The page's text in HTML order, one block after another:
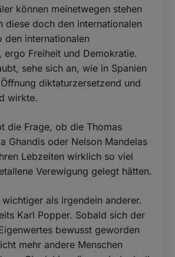
können meinetwegen stehen
diese doch den internationalen
den internationalen
ergo Freiheit und Demokratie.
sehe sich an, wie in Spanien
diktaturzersetzend und
wirkte.
die Frage, ob die Thomas
Ghandis oder Nelson Mandelas
Lebzeiten wirklich so viel
Verewigung gelegt hätten.
als irgendein anderer.
Karl Popper. Sobald sich der
bewusst geworden
mehr andere Menschen